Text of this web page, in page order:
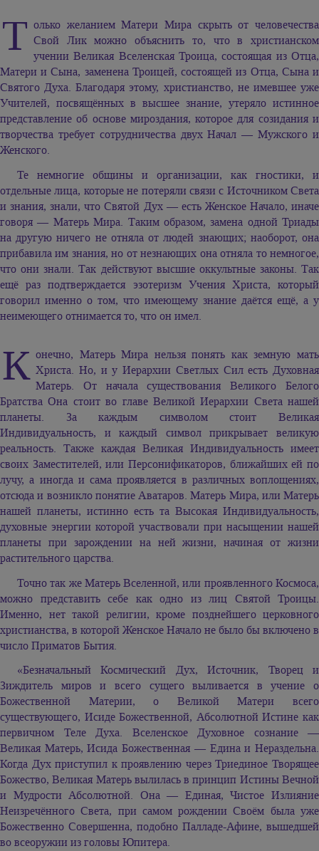
Т олько желанием Матери Мира скрыть от человечества
Свой Лик можно объяснить то, что в христианском
учении Великая Вселенская Троица, состоящая из Отца,
Матери и Сына, заменена Троицей, состоящей из Отца, Сына и
Святого Духа. Благодаря этому, христианство, не имевшее уже
Учителей, посвящённых в высшее знание, утеряло истинное
представление об основе мироздания, которое для созидания и
творчества требует сотрудничества двух Начал — Мужского и
Женского.
Те немногие общины и организации, как гностики, и
отдельные лица, которые не потеряли связи с Источником Света
и знания, знали, что Святой Дух — есть Женское Начало, иначе
говоря — Матерь Мира. Таким образом, замена одной Триады
на другую ничего не отняла от людей знающих; наоборот, она
прибавила им знания, но от незнающих она отняла то немногое,
что они знали. Так действуют высшие оккультные законы. Так
ещё раз подтверждается эзотеризм Учения Христа, который
говорил именно о том, что имеющему знание даётся ещё, а у
неимеющего отнимается то, что он имел.
К онечно, Матерь Мира нельзя понять как земную мать
Христа. Но, и у Иерархии Светлых Сил есть Духовная
Матерь. От начала существования Великого Белого
Братства Она стоит во главе Великой Иерархии Света нашей
планеты. За каждым символом стоит Великая
Индивидуальность, и каждый символ прикрывает великую
реальность. Также каждая Великая Индивидуальность имеет
своих Заместителей, или Персонификаторов, ближайших ей по
лучу, а иногда и сама проявляется в различных воплощениях,
отсюда и возникло понятие Аватаров. Матерь Мира, или Матерь
нашей планеты, истинно есть та Высокая Индивидуальность,
духовные энергии которой участвовали при насыщении нашей
планеты при зарождении на ней жизни, начиная от жизни
растительного царства.
Точно так же Матерь Вселенной, или проявленного Космоса,
можно представить себе как одно из лиц Святой Троицы.
Именно, нет такой религии, кроме позднейшего церковного
христианства, в которой Женское Начало не было бы включено в
число Приматов Бытия.
«Безначальный Космический Дух, Источник, Творец и
Зиждитель миров и всего сущего выливается в учение о
Божественной Материи, о Великой Матери всего
существующего, Исиде Божественной, Абсолютной Истине как
первичном Теле Духа. Вселенское Духовное сознание —
Великая Матерь, Исида Божественная — Едина и Нераздельна.
Когда Дух приступил к проявлению через Триединое Творящее
Божество, Великая Матерь вылилась в принцип Истины Вечной
и Мудрости Абсолютной. Она — Единая, Чистое Излияние
Неизречённого Света, при самом рождении Своём была уже
Божественно Совершенна, подобно Палладе-Афине, вышедшей
во всеоружии из головы Юпитера.